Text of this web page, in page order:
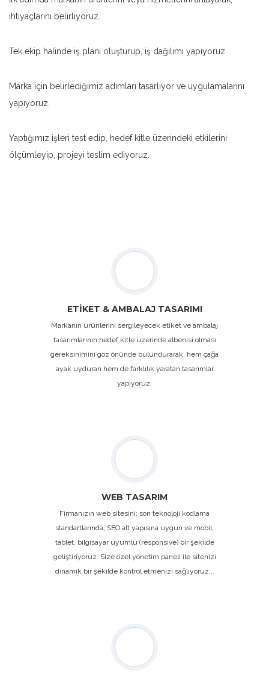
ihtiyaçlarını belirliyoruz.
Tek ekip halinde iş planı oluşturup, iş dağılımı yapıyoruz.
Marka için belirlediğimiz adımları tasarlıyor ve uygulamalarını
yapıyoruz.
Yaptığımız işleri test edip, hedef kitle üzerindeki etkilerini
ölçümleyip, projeyi teslim ediyoruz.
ETİKET & AMBALAJ TASARIMI
Markanın ürünlerini sergileyecek etiket ve ambalaj
tasarımlarının hedef kitle üzerinde albenisi olması
gereksinimini göz önünde bulundurarak, hem çağa
ayak uyduran hem de farklılık yaratan tasarımlar
yapıyoruz.
WEB TASARIM
Firmanızın web sitesini; son teknoloji kodlama
standartlarında, SEO alt yapısına uygun ve mobil,
tablet, bilgisayar uyumlu (responsive) bir şekilde
geliştiriyoruz. Size özel yönetim paneli ile sitenizi
dinamik bir şekilde kontrol etmenizi sağlıyoruz...